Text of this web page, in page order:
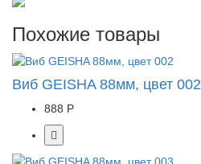
Похожие товары
Виб GEISHA 88мм, цвет 002
888 Р